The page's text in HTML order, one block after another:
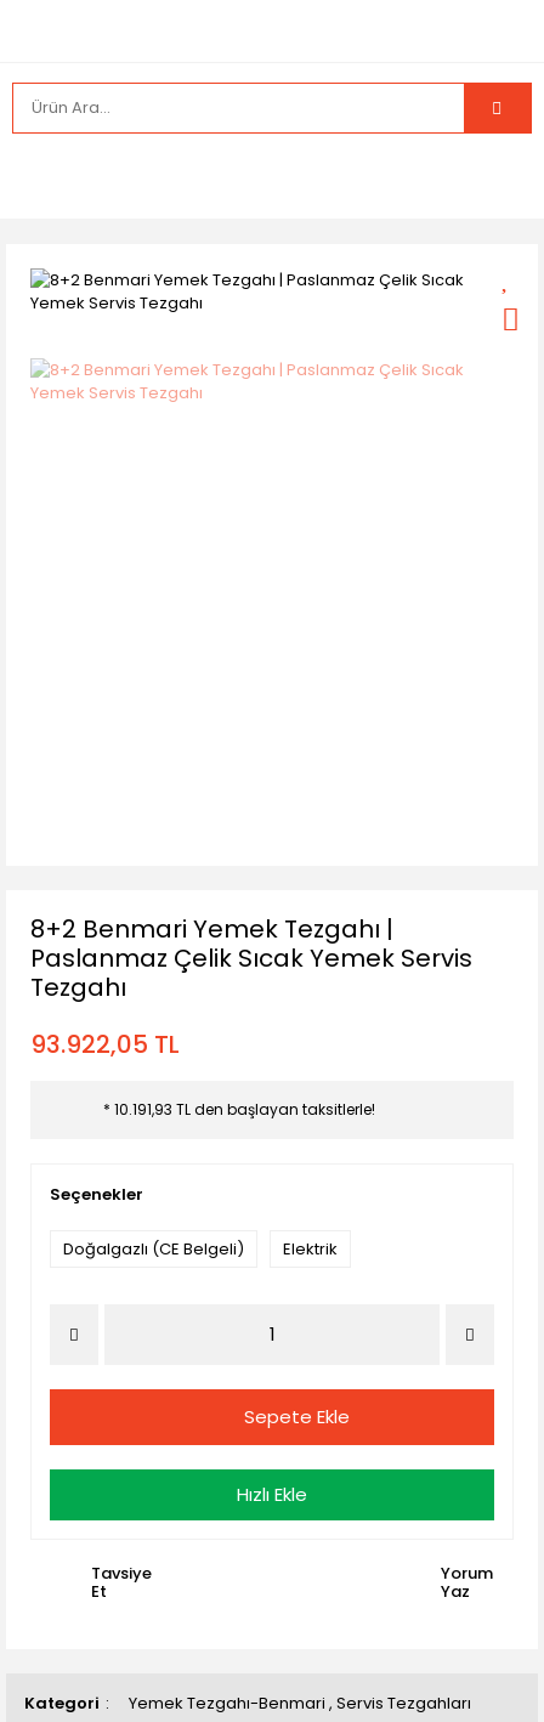
Kategori Yemek Tezgahı-Benmari , Servis Tezgahları
8+2 Benmari Yemek Tezgahı |
Paslanmaz Çelik Sıcak Yemek Servis
Tezgahı
93.922,05 TL
* 10.191,93 TL den başlayan taksitlerle!
Seçenekler
Doğalgazlı (CE Belgeli) Elektrik
Sepete Ekle
Hızlı Ekle
Tavsiye
Et
Yorum
Yaz